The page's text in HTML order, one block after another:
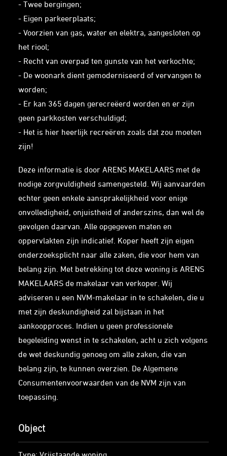
- Twee bergingen;
- Eigen parkeerplaats;
- Voorzien van gas, water en elektra, aangesloten op
het riool;
- Recht van overpad ten gunste van het verkochte;
- De woonark dient gemoderniseerd of vervangen te
worden;
- Er kan 365 dagen gerecreëerd worden en er zijn
geen parkkosten verschuldigd;
- Het is hier heerlijk recreëren zoals dat zou moeten
zijn!
Deze informatie is door ARENS MAKELAARS met de
nodige zorgvuldigheid samengesteld. Wij aanvaarden
echter geen enkele aansprakelijkheid voor enige
onvolledigheid, onjuistheid of anderszins, dan wel de
gevolgen daarvan. Alle opgegeven maten en
oppervlakten zijn indicatief. Koper heeft zijn eigen
onderzoeksplicht naar alle zaken, die voor hem van
belang zijn. Met betrekking tot deze woning is ARENS
MAKELAARS de makelaar van verkoper. Wij
adviseren u een NVM-makelaar in te schakelen, die u
met zijn deskundigheid zal bijstaan in het
aankoopproces. Indien u geen professionele
begeleiding wenst in te schakelen, acht u zich volgens
de wet deskundig genoeg om alle zaken, die van
belang zijn, te kunnen overzien. De Algemene
Consumentenvoorwaarden van de NVM zijn van
toepassing.
Object